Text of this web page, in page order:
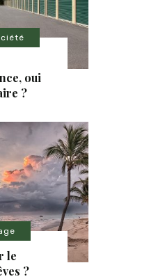
oui
?
le
?